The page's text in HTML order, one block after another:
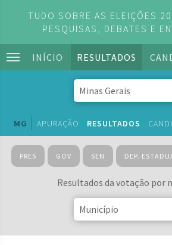
TUDO SOBRE AS ELEIÇÕES
PESQUISAS, DEBATES E
INÍCIO RESULTADOS
MG APURAÇÃO RESULTADOS
PRES GOV SEN DEP.
Resultados da votação por